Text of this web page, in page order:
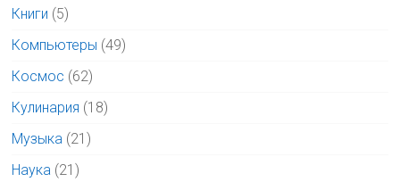
Книги (5)
Компьютеры (49)
Космос (62)
Кулинария (18)
Музыка (21)
Наука (21)